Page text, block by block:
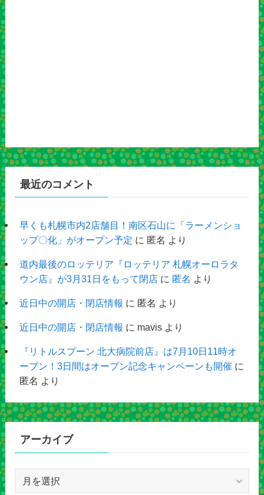
最近のコメント
早くも札幌市内2店舗目！南区石山に「ラーメンショ
ップ〇化」がオープン予定 に 匿名 より
道内最後のロッテリア『ロッテリア 札幌オーロラタ
ウン店』が3月31日をもって閉店に 匿名 より
近日中の開店・閉店情報 に 匿名 より
近日中の開店・閉店情報 に mavisより
『リトルスプーン 北大病院前店』は7月10日11時オ
ープン！3日間はオープン記念キャンペーンも開催 に
匿名 より
アーカイブ